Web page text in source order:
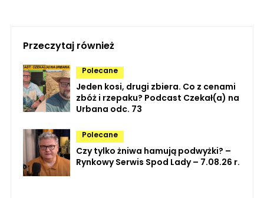
Przeczytaj również
Polecane
Jeden kosi, drugi zbiera. Co z cenami
zbóż i rzepaku? Podcast Czekał(a) na
Urbana odc. 73
Polecane
Czy tylko żniwa hamują podwyżki? –
Rynkowy Serwis Spod Lady – 7.08.26 r.